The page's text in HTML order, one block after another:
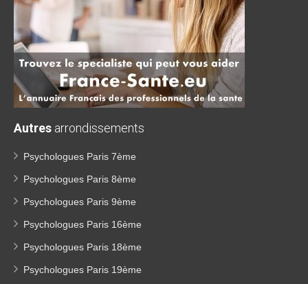
Autres arrondissements
Psychologues Paris 7ème
Psychologues Paris 8ème
Psychologues Paris 9ème
Psychologues Paris 16ème
Psychologues Paris 18ème
Psychologues Paris 19ème